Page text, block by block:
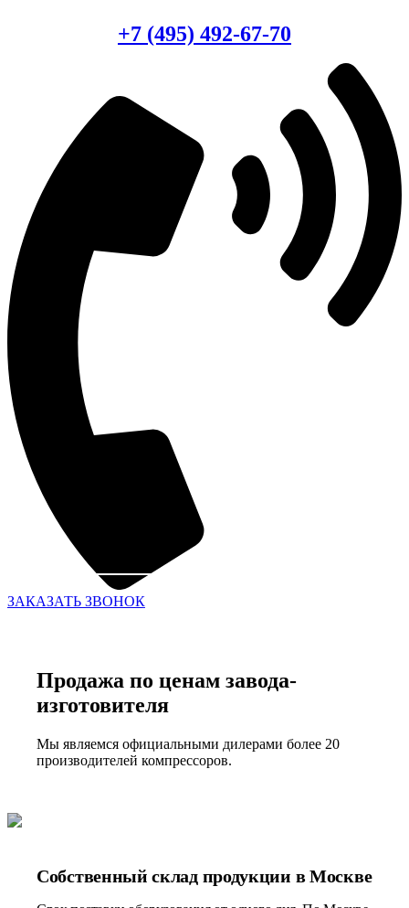
+7 (495) 492-67-70
ЗАКАЗАТЬ ЗВОНОК
Продажа по ценам завода-
изготовителя
Мы являемся официальными дилерами более 20
производителей компрессоров.
Собственный склад продукции в Москве